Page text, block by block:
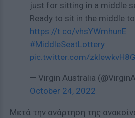
just for sitting in a middle
Ready to sit in the middle
https://t.co/vhsYWmhunE
#MiddleSeatLottery
pic.twitter.com/zklewkvH8G
— Virgin Australia
October 24, 2022
Μετά την ανάρτηση της